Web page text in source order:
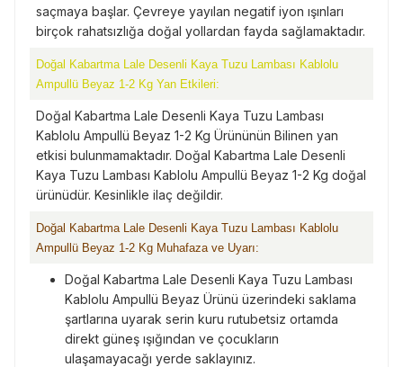
saçmaya başlar. Çevreye yayılan negatif iyon ışınları
birçok rahatsızlığa doğal yollardan fayda sağlamaktadır.
Doğal Kabartma Lale Desenli Kaya Tuzu Lambası Kablolu
Ampullü Beyaz 1-2 Kg Yan Etkileri:
Doğal Kabartma Lale Desenli Kaya Tuzu Lambası
Kablolu Ampullü Beyaz 1-2 Kg Ürününün Bilinen yan
etkisi bulunmamaktadır. Doğal Kabartma Lale Desenli
Kaya Tuzu Lambası Kablolu Ampullü Beyaz 1-2 Kg doğal
ürünüdür. Kesinlikle ilaç değildir.
Doğal Kabartma Lale Desenli Kaya Tuzu Lambası Kablolu
Ampullü Beyaz 1-2 Kg Muhafaza ve Uyarı:
Doğal Kabartma Lale Desenli Kaya Tuzu Lambası
Kablolu Ampullü Beyaz Ürünü üzerindeki saklama
şartlarına uyarak serin kuru rutubetsiz ortamda
direkt güneş ışığından ve çocukların
ulaşamayacağı yerde saklayınız.